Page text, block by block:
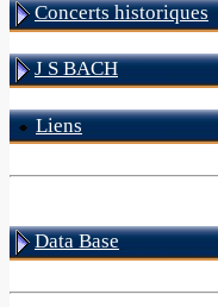
Concerts historiques
J S BACH
Liens
Data Base